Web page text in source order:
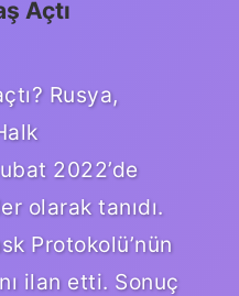
Açtı
Rusya,
2022’de
olarak tanıdı.
Protokolü’nün
ilan etti. Sonuç